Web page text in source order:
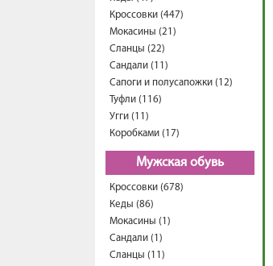
Кроссовки (447)
Мокасины (21)
Сланцы (22)
Сандали (11)
Сапоги и полусапожки (12)
Туфли (116)
Угги (11)
Коробками (17)
Мужская обувь
Кроссовки (678)
Кеды (86)
Мокасины (1)
Сандали (1)
Сланцы (11)